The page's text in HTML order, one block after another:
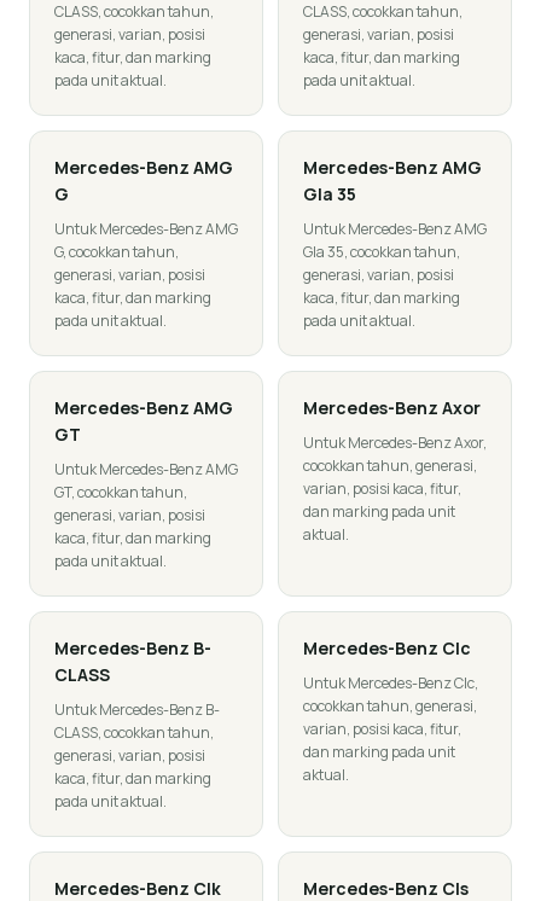
CLASS, cocokkan tahun,
generasi, varian, posisi
kaca, fitur, dan marking
pada unit aktual.
CLASS, cocokkan tahun,
generasi, varian, posisi
kaca, fitur, dan marking
pada unit aktual.
Mercedes-Benz AMG
G
Untuk Mercedes-Benz AMG
G, cocokkan tahun,
generasi, varian, posisi
kaca, fitur, dan marking
pada unit aktual.
Mercedes-Benz AMG
Gla 35
Untuk Mercedes-Benz AMG
Gla 35, cocokkan tahun,
generasi, varian, posisi
kaca, fitur, dan marking
pada unit aktual.
Mercedes-Benz AMG
GT
Untuk Mercedes-Benz AMG
GT, cocokkan tahun,
generasi, varian, posisi
kaca, fitur, dan marking
pada unit aktual.
Mercedes-Benz Axor
Untuk Mercedes-Benz Axor,
cocokkan tahun, generasi,
varian, posisi kaca, fitur,
dan marking pada unit
aktual.
Mercedes-Benz B-
CLASS
Untuk Mercedes-Benz B-
CLASS, cocokkan tahun,
generasi, varian, posisi
kaca, fitur, dan marking
pada unit aktual.
Mercedes-Benz Clc
Untuk Mercedes-Benz Clc,
cocokkan tahun, generasi,
varian, posisi kaca, fitur,
dan marking pada unit
aktual.
Mercedes-Benz Clk Mercedes-Benz Cls